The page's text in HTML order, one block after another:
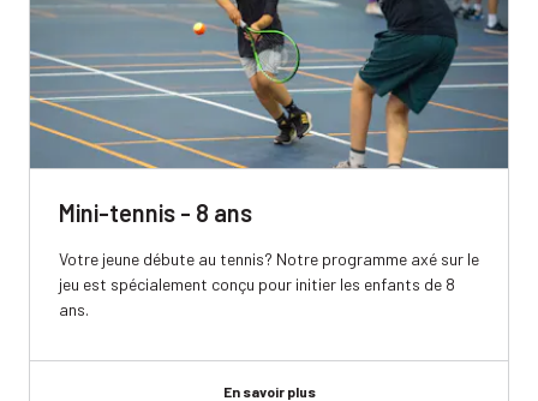
Mini-tennis - 8 ans
Votre jeune débute au tennis? Notre programme axé sur le
jeu est spécialement conçu pour initier les enfants de 8
ans.
En savoir plus